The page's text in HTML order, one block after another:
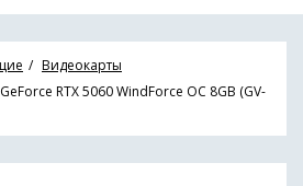
Видеокарты
RTX 5060 WindForce OC 8GB (GV-